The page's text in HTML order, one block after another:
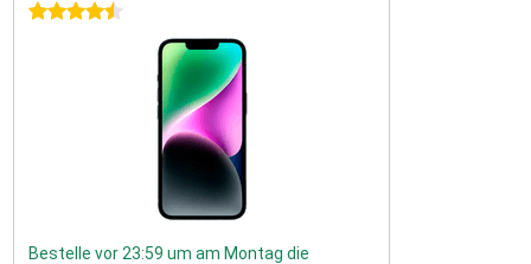
4.5 Sterne
Bestelle vor 23:59 um am Montag die